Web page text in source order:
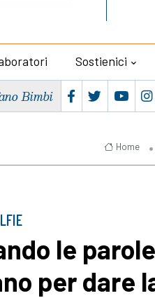
Sostienici
Bimbi
Home
le
per dare